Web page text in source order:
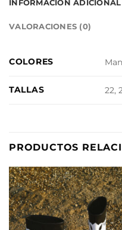
INFORMACIÓN ADICIONAL
VALORACIONES (0)
COLORES
TALLAS 22,
PRODUCTOS